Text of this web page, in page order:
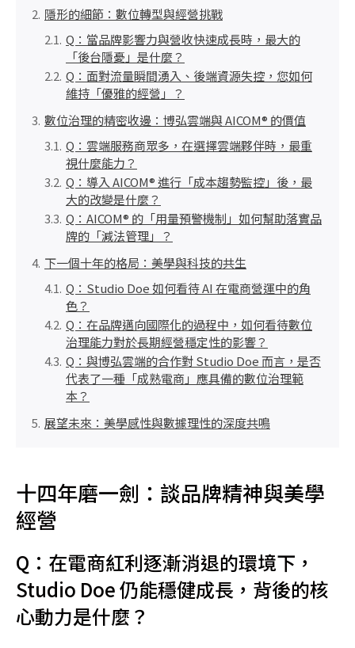
隱形的細節：數位轉型與經營挑戰
Q：當品牌影響力與營收快速成長時，最大的
「後台隱憂」是什麼？
Q：面對流量瞬間湧入、後端資源失控，您如何
維持「優雅的經營」？
數位治理的精密收邊：博弘雲端與 AICOM® 的價值
Q：雲端服務商眾多，在選擇雲端夥伴時，最重
視什麼能力？
Q：導入 AICOM® 進行「成本趨勢監控」後，最
大的改變是什麼？
Q：AICOM® 的「用量預警機制」如何幫助落實品
牌的「減法管理」？
下一個十年的格局：美學與科技的共生
Q：Studio Doe 如何看待 AI 在電商營運中的角
色？
Q：在品牌邁向國際化的過程中，如何看待數位
治理能力對於長期經營穩定性的影響？
Q：與博弘雲端的合作對 Studio Doe 而言，是否
代表了一種「成熟電商」應具備的數位治理範
本？
展望未來：美學感性與數據理性的深度共鳴
十四年磨一劍：談品牌精神與美學
經營
Q：在電商紅利逐漸消退的環境下，
Studio Doe 仍能穩健成長，背後的核
心動力是什麼？